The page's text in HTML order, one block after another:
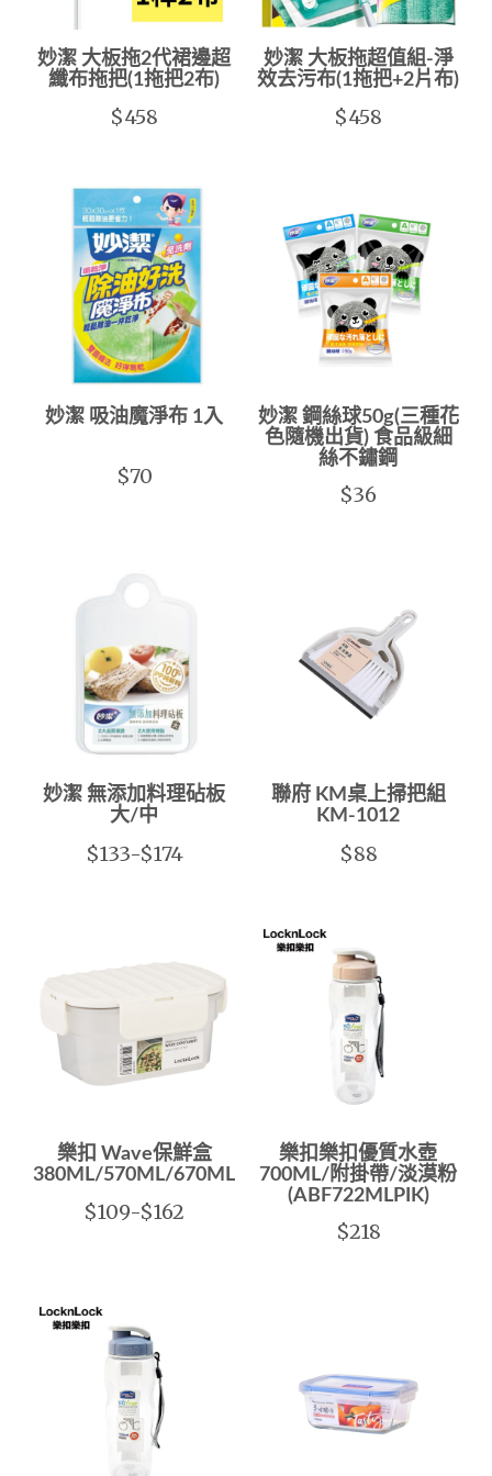
妙潔 大板拖2代裙邊超
纖布拖把(1拖把2布)
$458
妙潔 大板拖超值組-淨
效去污布(1拖把+2片布)
$458
妙潔 吸油魔淨布 1入
$70
妙潔 鋼絲球50g(三種花
色隨機出貨) 食品級細
絲不鏽鋼
$36
妙潔 無添加料理砧板
大/中
$133-$174
聯府 KM桌上掃把組
KM-1012
$88
樂扣 Wave保鮮盒
380ML/570ML/670ML/960ML/1.4L
$109-$162
樂扣樂扣優質水壺
700ML/附掛帶/淡漠粉
(ABF722MLPIK)
$218